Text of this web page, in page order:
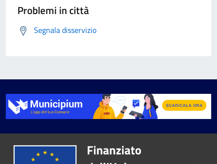
Problemi in città
Segnala disservizio